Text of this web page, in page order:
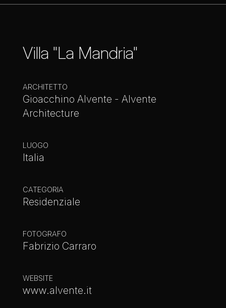
Villa "La Mandria"
ARCHITETTO
Gioacchino Alvente - Alvente
Architecture
LUOGO
Italia
CATEGORIA
Residenziale
FOTOGRAFO
Fabrizio Carraro
WEBSITE
www.alvente.it